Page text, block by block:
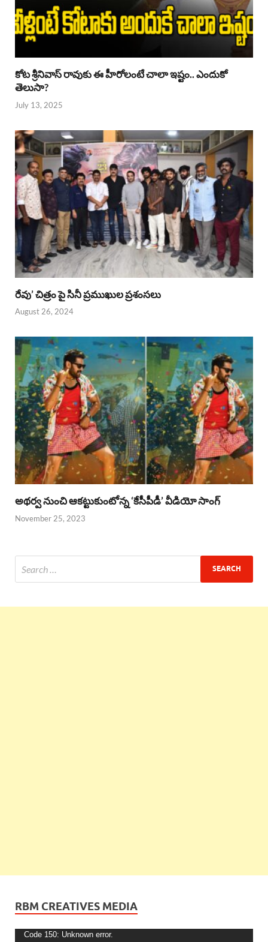
కోట శ్రీనివాస్ రావుకు ఈ హీరోలంటే చాలా ఇష్టం.. ఎందుకో
తెలుసా?
July 13, 2025
రేవు’ చిత్రం పై సినీ ప్రముఖుల ప్రశంసలు
August 26, 2024
అథర్వ నుంచి ఆకట్టుకుంటోన్న ‘కేసీపీడీ’ వీడియో సాంగ్
November 25, 2023
RBM CREATIVES MEDIA
Video
Code 150: Unknown error.